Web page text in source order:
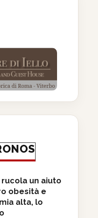
rucola un aiuto
obesità e
alta, lo